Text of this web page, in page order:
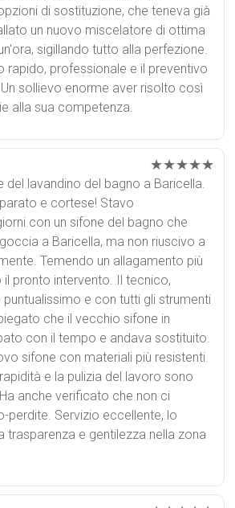
di sostituzione, che teneva già
un nuovo miscelatore di ottima
sigillando tutto alla perfezione.
rapido, professionale e il preventivo
sollievo enorme aver risolto così
alla sua competenza.
★★★★★
del lavandino del bagno a Baricella.
e cortese! Stavo
con un sifone del bagno che
a Baricella, ma non riuscivo a
Temendo un allagamento più
pronto intervento. Il tecnico,
puntualissimo e con tutti gli strumenti
che il vecchio sifone in
con il tempo e andava sostituito.
sifone con materiali più resistenti
e la pulizia del lavoro sono
anche verificato che non ci
perdite. Servizio eccellente, lo
trasparenza e gentilezza nella zona